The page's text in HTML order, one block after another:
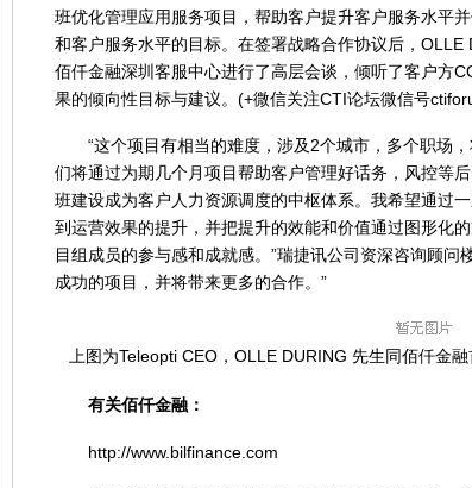
班优化管理应用服务项目，帮助客户提升客户服务水平
和客户服务水平的目标。在签署战略合作协议后，
佰仟金融深圳客服中心进行了高层会谈，倾听了客户方
果的倾向性目标与建议。(+微信关注CTI论坛微信号
“这个项目有相当的难度，涉及2个城市，多个职场，
们将通过为期几个月项目帮助客户管理好话务，风控等
班建设成为客户人力资源调度的中枢体系。我希望通过
到运营效果的提升，并把提升的效能和价值通过图形化
目组成员的参与感和成就感。”瑞捷讯公司资深咨询顾问
成功的项目，并将带来更多的合作。”
上图为Teleopti CEO，OLLE DURING 先生同佰仟金
有关佰仟金融：
http://www.bilfinance.com